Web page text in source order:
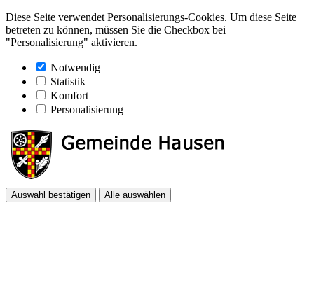
Diese Seite verwendet Personalisierungs-Cookies. Um diese Seite
betreten zu können, müssen Sie die Checkbox bei
"Personalisierung" aktivieren.
Notwendig
Statistik
Komfort
Personalisierung
Auswahl bestätigen Alle auswählen